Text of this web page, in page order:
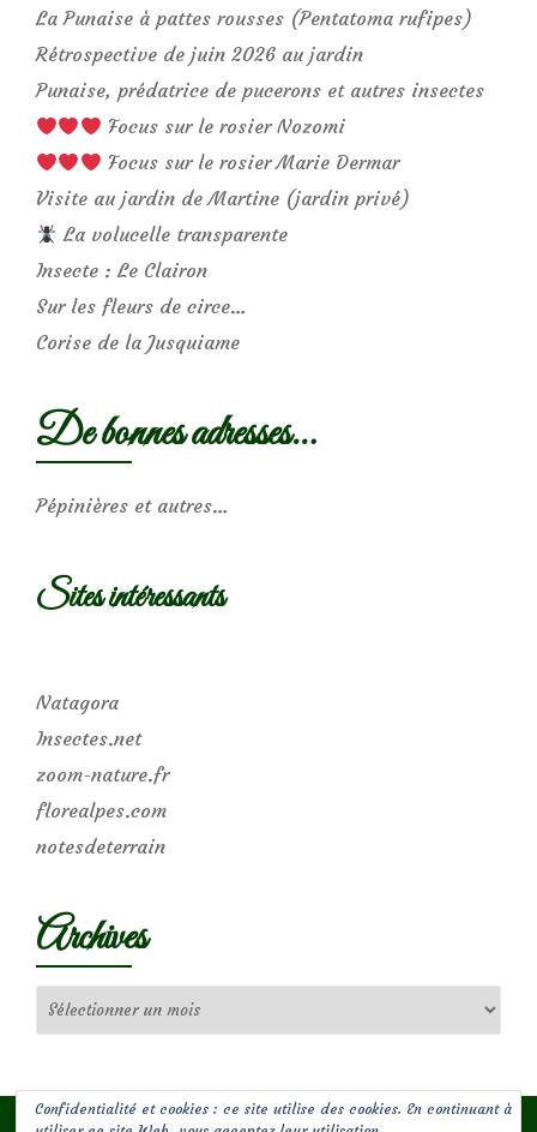
La Punaise à pattes rousses (Pentatoma rufipes)
Rétrospective de juin 2026 au jardin
Punaise, prédatrice de pucerons et autres insectes
Focus sur le rosier Nozomi
Focus sur le rosier Marie Dermar
Visite au jardin de Martine (jardin privé)
La volucelle transparente
Insecte : Le Clairon
Sur les fleurs de circe…
Corise de la Jusquiame
De bonnes adresses…
Pépinières et autres…
Sites intéressants
Natagora
Insectes.net
zoom-nature.fr
florealpes.com
notesdeterrain
Archives
Confidentialité et cookies : ce site utilise des cookies. En continuant à